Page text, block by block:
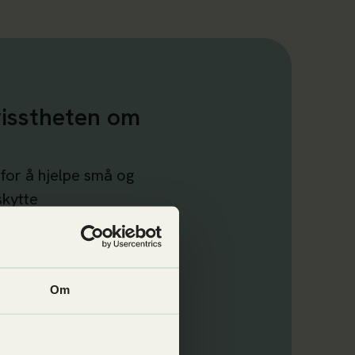
Om
om
å hjelpe små og
gir
svar på
bevisstheten og